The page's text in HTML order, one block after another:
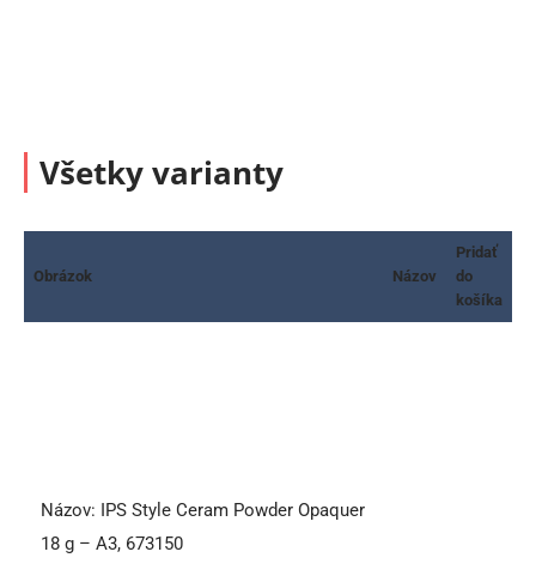
Všetky varianty
Obrázok Názov
Pridať
do
košíka
Názov: IPS Style Ceram Powder Opaquer
18 g – A3, 673150